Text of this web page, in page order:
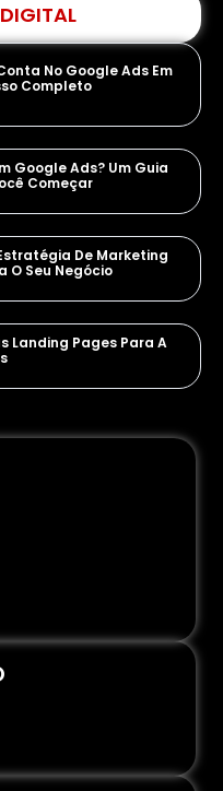
No Google Ads Em
Completo
Google Ads? Um Guia
Começar
De Marketing
O Seu Negócio
Landing Pages Para A